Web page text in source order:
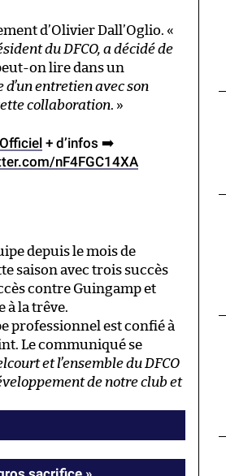
d’Olivier Dall’Oglio. «
du DFCO, a décidé de
on lire dans un
d’un entretien avec son
collaboration. »
+ d’infos ➡️
nF4FGC14XA
depuis le mois de
saison avec trois succès
contre Guingamp et
à la trêve.
professionnel est confié à
Le communiqué se
et l’ensemble du DFCO
de notre club et